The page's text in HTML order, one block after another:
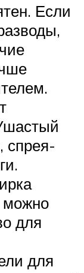
Если
спрея-
можно
для
для